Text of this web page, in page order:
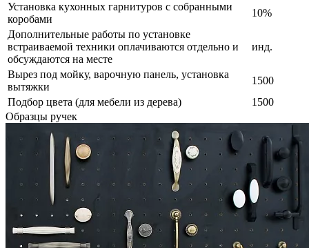
Установка кухонных гарнитуров с собранными
коробами
10%
Дополнительные работы по установке
встраиваемой техники оплачиваются отдельно и
обсуждаются на месте
инд.
Вырез под мойку, варочную панель, установка
вытяжки
1500
Подбор цвета (для мебели из дерева)
1500
Образцы ручек